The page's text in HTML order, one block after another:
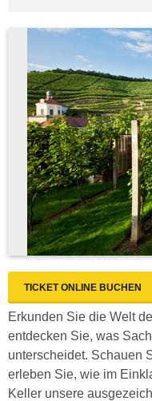
TICKET ONLINE BUCHEN
Erkunden Sie die Welt
entdecken Sie, was
unterscheidet. Schauen
erleben Sie, wie im
Keller unsere